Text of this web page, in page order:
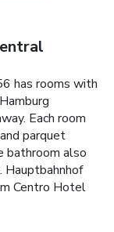
has rooms with
Each room
parquet
bathroom also
Hauptbahnhof
Centro Hotel